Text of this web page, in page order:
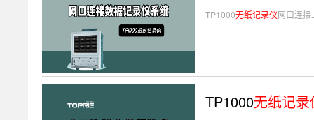
TP1000无纸记录仪网口连
TP1000无纸记录